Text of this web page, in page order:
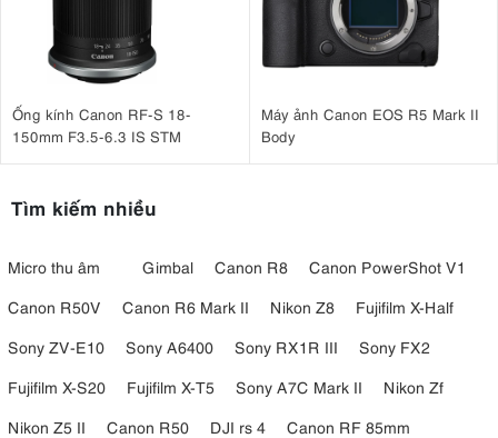
Ống kính Canon RF-S 18-
150mm F3.5-6.3 IS STM
Máy ảnh Canon EOS R5 Mark II
Body
Tìm kiếm nhiều
Micro thu âm Gimbal Canon R8
Canon PowerShot V1
Canon R50V
Canon R6 Mark II Nikon Z8
Fujifilm X-Half
Sony ZV-E10
Sony A6400 Sony RX1R III
Sony FX2
Fujifilm X-S20
Fujifilm X-T5 Sony A7C Mark II
Nikon Zf
Nikon Z5 II
Canon R50 DJI rs 4
Canon RF 85mm